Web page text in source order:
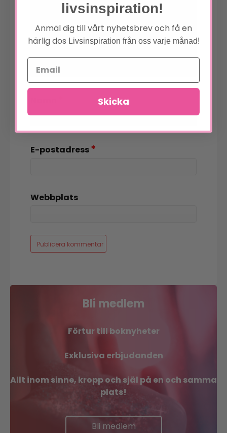
E-postadress*
Webbplats
Bli medlem
Förtur till boknyheter
Exklusiva erbjudanden
Allt inom sinne, kropp och själ på en och samma
plats!
Bli medlem
livsinspiration!
Anmäl dig till vårt nyhetsbrev och få en
härlig dos Livsinspiration från oss varje månad!
Skicka